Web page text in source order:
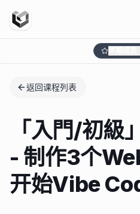
早期成员 ·
返回课程列表
「入門/初級
- 制作3个
开始Vibe